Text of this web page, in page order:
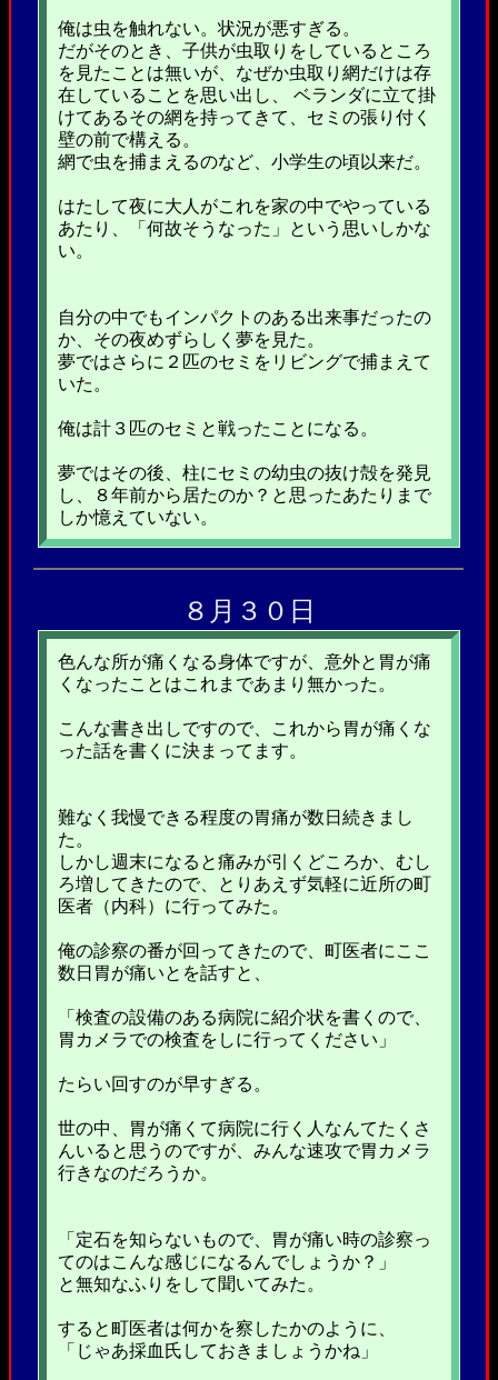
俺は虫を触れない。状況が悪すぎる。
だがそのとき、子供が虫取りをしているところ
を見たことは無いが、なぜか虫取り網だけは存
在していることを思い出し、 ベランダに立て掛
けてあるその網を持ってきて、セミの張り付く
壁の前で構える。
網で虫を捕まえるのなど、小学生の頃以来だ。
はたして夜に大人がこれを家の中でやっている
あたり、「何故そうなった」という思いしかな
い。
自分の中でもインパクトのある出来事だったの
か、その夜めずらしく夢を見た。
夢ではさらに２匹のセミをリビングで捕まえて
いた。
俺は計３匹のセミと戦ったことになる。
夢ではその後、柱にセミの幼虫の抜け殻を発見
し、８年前から居たのか？と思ったあたりまで
しか憶えていない。
８月３０日
色んな所が痛くなる身体ですが、意外と胃が痛
くなったことはこれまであまり無かった。
こんな書き出しですので、これから胃が痛くな
った話を書くに決まってます。
難なく我慢できる程度の胃痛が数日続きまし
た。
しかし週末になると痛みが引くどころか、むし
ろ増してきたので、とりあえず気軽に近所の町
医者（内科）に行ってみた。
俺の診察の番が回ってきたので、町医者にここ
数日胃が痛いとを話すと、
「検査の設備のある病院に紹介状を書くので、
胃カメラでの検査をしに行ってください」
たらい回すのが早すぎる。
世の中、胃が痛くて病院に行く人なんてたくさ
んいると思うのですが、みんな速攻で胃カメラ
行きなのだろうか。
「定石を知らないもので、胃が痛い時の診察っ
てのはこんな感じになるんでしょうか？」
と無知なふりをして聞いてみた。
すると町医者は何かを察したかのように、
「じゃあ採血氏しておきましょうかね」